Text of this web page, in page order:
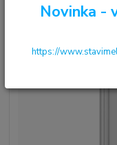
Novinka -
https://